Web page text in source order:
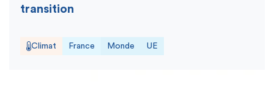
transition
Climat France Monde UE